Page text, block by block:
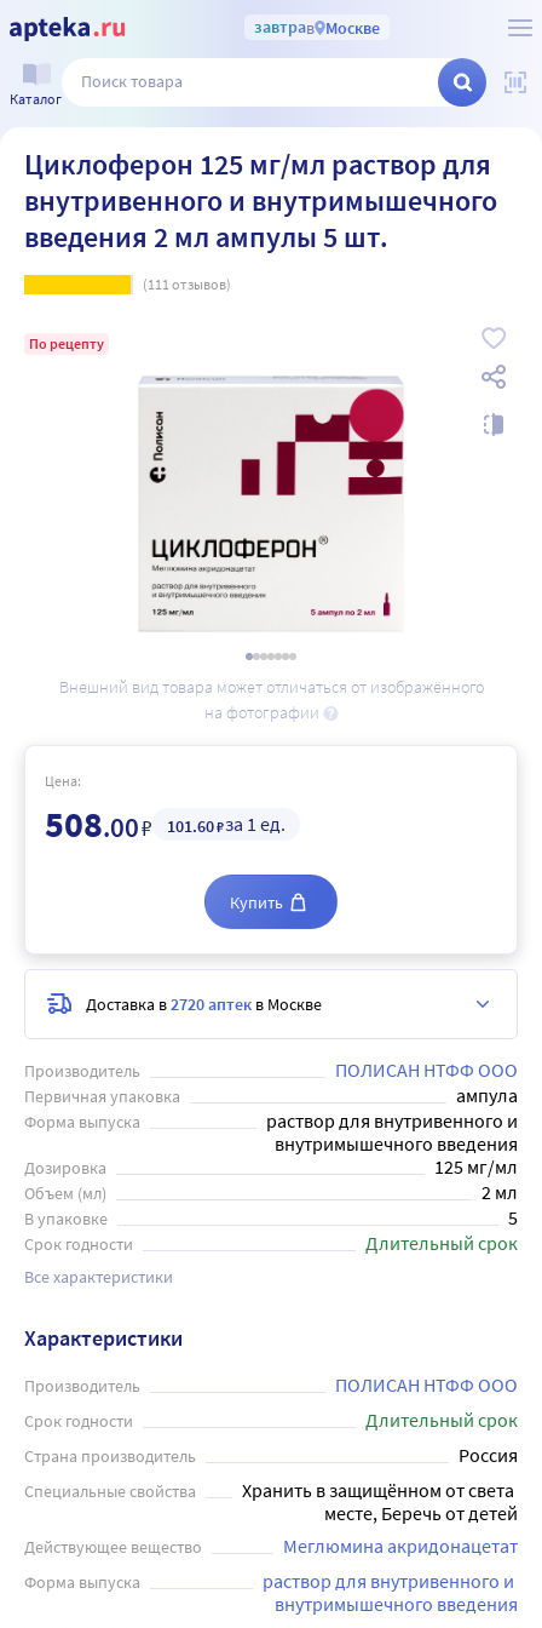
завтрав Москве
Каталог
Циклоферон 125 мг/мл раствор для
внутривенного и внутримышечного
введения 2 мл ампулы 5 шт.
(111отзывов)
По рецепту
Внешний вид товара может отличаться от изображённого
на фотографии
Производитель ПОЛИСАН НТФФ ООО
Первичная упаковка ампула
Форма выпуска
раствор для внутривенного и
внутримышечного введения
Дозировка 125 мг/мл
Объем (мл) 2 мл
В упаковке 5
Срок годности Длительный срок
Все характеристики
Цена:
508.00₽ 101.60₽за 1 ед.
Купить
Доставка в2720 аптек в Москве
Характеристики
Производитель ПОЛИСАН НТФФ ООО
Срок годности Длительный срок
Страна производитель Россия
Специальные свойства
Хранить в защищённом от света
месте, Беречь от детей
Действующее вещество Меглюмина акридонацетат
Форма выпуска
раствор для внутривенного и
внутримышечного введения